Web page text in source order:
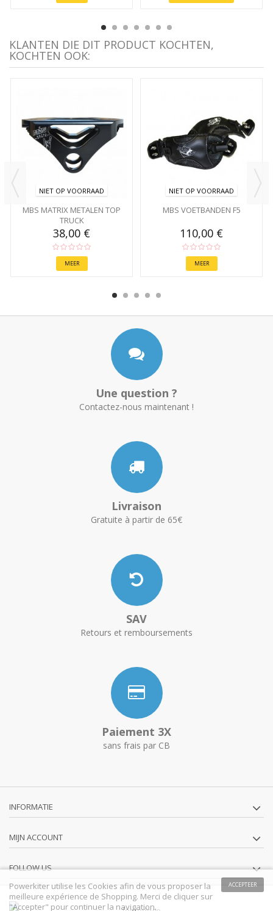
KLANTEN DIE DIT PRODUCT KOCHTEN,
KOCHTEN OOK:
NIET OP VOORRAAD
MBS MATRIX METALEN TOP
TRUCK
38,00 €
MEER
NIET OP VOORRAAD
MBS VOETBANDEN F5
110,00 €
MEER
Une question ?
Contactez-nous maintenant !
Livraison
Gratuite à partir de 65€
SAV
Retours et remboursements
Paiement 3X
sans frais par CB
INFORMATIE
MIJN ACCOUNT
FOLLOW US
ACCEPTEER
Powerkiter utilise les Cookies afin de vous proposer la
meilleure expérience de Shopping. Merci de cliquer sur
"Accepter" pour continuer la navigation.